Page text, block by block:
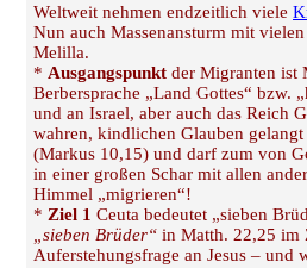
Weltweit nehmen endzeitlich viele
Nun auch Massenansturm mit
Melilla.
* Ausgangspunkt der Migranten ist
Berbersprache „Land Gottes“ bzw.
und an Israel, aber auch das Reich
wahren, kindlichen Glauben
(Markus 10,15) und darf zum von
in einer großen Schar mit allen
Himmel „migrieren“!
* Ziel 1 Ceuta bedeutet „sieben
„sieben Brüder“ in Matth. 22,25 im
Auferstehungsfrage an Jesus – und